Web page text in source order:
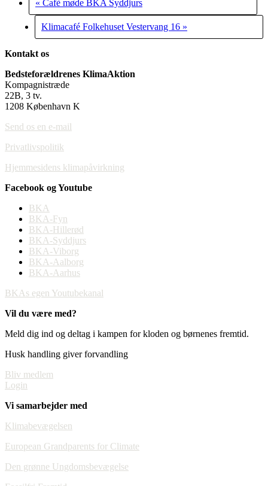
« Cafè møde BKA Syddjurs
Klimacafé Folkehuset Vestervang 16 »
Kontakt os
Bedsteforældrenes KlimaAktion
Kompagnistræde
22B, 3 tv.
1208 København K
Send os en e-mail
Privatlivspolitik
Hjemmesidens klimapåvirkning
Facebook og Youtube
BKA
BKA-Fyn
BKA-Hillerød
BKA-Syddjurs
BKA-Viborg
BKA-Aalborg
BKA-Aarhus
BKAs egen Youtubekanal
Vil du være med?
Meld dig ind og deltag i kampen for kloden og børnenes fremtid.
Husk handling giver forvandling
Bliv medlem
Login
Vi samarbejder med
Klimabevægelsen
European Grandparents for Climate
Den grønne Ungdomsbevægelse